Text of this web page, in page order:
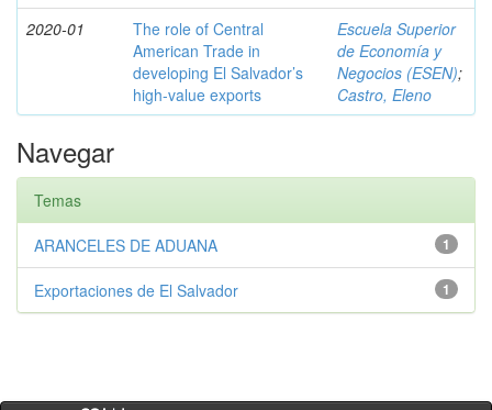
2020-01
The role of Central
American Trade in
developing El Salvador’s
high-value exports
Escuela Superior
de Economía y
Negocios (ESEN);
Castro, Eleno
Navegar
Temas
1
ARANCELES DE ADUANA
1
Exportaciones de El Salvador